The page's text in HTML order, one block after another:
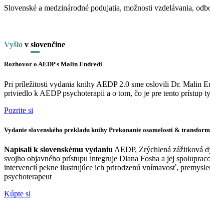
Slovenské a medzinárodné podujatia, možnosti vzdelávania,
Vyšlo v slovenčine
Rozhovor o AEDP s Malin Endredi
Pri príležitosti vydania knihy AEDP 2.0 sme oslovili Dr. Malin
priviedlo k AEDP psychoterapii a o tom, čo je pre tento prístup
Pozrite si
Vydanie slovenského prekladu knihy Prekonanie osamelosti &
Napísali k slovenskému vydaniu AEDP, Zrýchlená zážitková
svojho objavného prístupu integruje Diana Fosha a jej
intervencií pekne ilustrujúce ich prirodzenú vnímavosť,
psychoterapeut
Kúpte si